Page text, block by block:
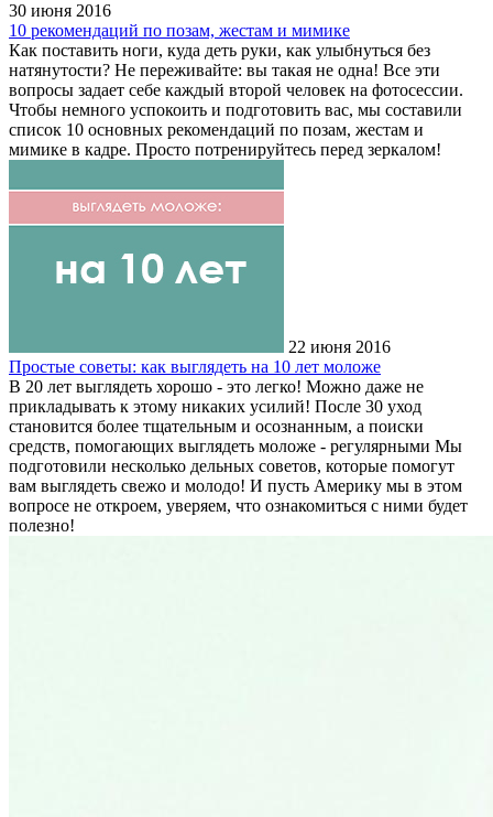
30 июня 2016
10 рекомендаций по позам, жестам и мимике
Как поставить ноги, куда деть руки, как улыбнуться без
натянутости? Не переживайте: вы такая не одна! Все эти
вопросы задает себе каждый второй человек на фотосессии.
Чтобы немного успокоить и подготовить вас, мы составили
список 10 основных рекомендаций по позам, жестам и
мимике в кадре. Просто потренируйтесь перед зеркалом!
22 июня 2016
Простые советы: как выглядеть на 10 лет моложе
В 20 лет выглядеть хорошо - это легко! Можно даже не
прикладывать к этому никаких усилий! После 30 уход
становится более тщательным и осознанным, а поиски
средств, помогающих выглядеть моложе - регулярными Мы
подготовили несколько дельных советов, которые помогут
вам выглядеть свежо и молодо! И пусть Америку мы в этом
вопросе не откроем, уверяем, что ознакомиться с ними будет
полезно!